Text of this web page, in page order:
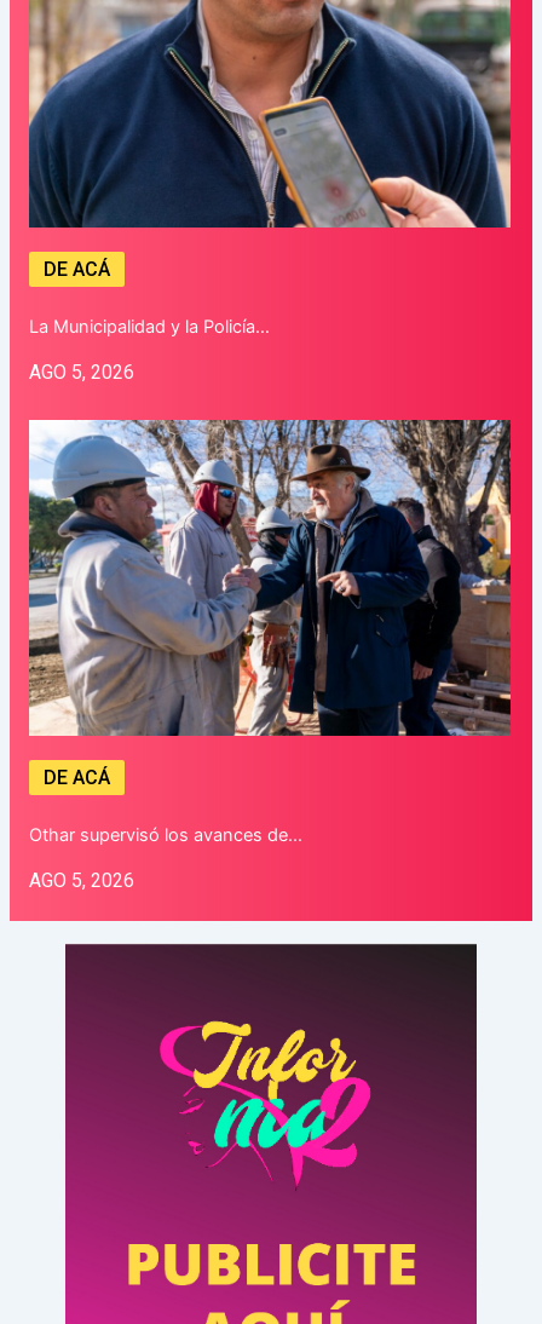
DE ACÁ
La Municipalidad y la Policía…
AGO 5, 2026
DE ACÁ
Othar supervisó los avances de…
AGO 5, 2026